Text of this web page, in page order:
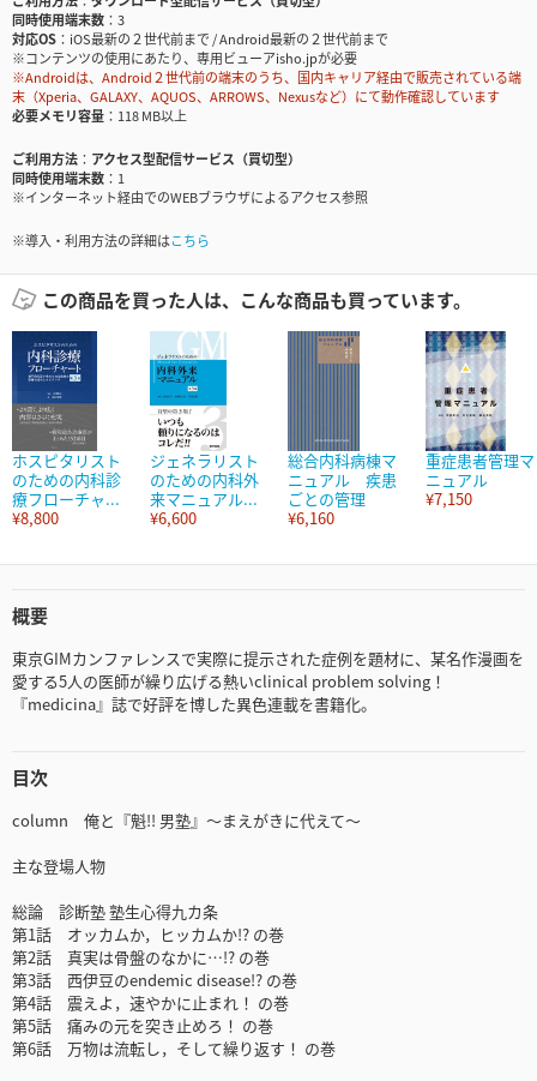
同時使用端末数
3
対応OS
iOS最新の２世代前まで / Android最新の２世代前まで
※コンテンツの使用にあたり、専用ビューアisho.jpが必要
※Androidは、Android２世代前の端末のうち、国内キャリア経由で販売されている端
末（Xperia、GALAXY、AQUOS、ARROWS、Nexusなど）にて動作確認しています
必要メモリ容量
118 MB以上
ご利用方法
アクセス型配信サービス（買切型）
同時使用端末数
1
※インターネット経由でのWEBブラウザによるアクセス参照
※導入・利用方法の詳細はこちら
この商品を買った人は、こんな商品も買っています。
ホスピタリスト
のための内科診
療フローチャ...
¥8,800
ジェネラリスト
のための内科外
来マニュアル...
¥6,600
総合内科病棟マ
ニュアル 疾患
ごとの管理
¥6,160
重症患者管理マ
ニュアル
¥7,150
概要
東京GIMカンファレンスで実際に提示された症例を題材に、某名作漫画を
愛する5人の医師が繰り広げる熱いclinical problem solving！
『medicina』誌で好評を博した異色連載を書籍化。
目次
column 俺と『魁!! 男塾』～まえがきに代えて～
主な登場人物
総論 診断塾 塾生心得九カ条
第1話 オッカムか，ヒッカムか!? の巻
第2話 真実は骨盤のなかに…!? の巻
第3話 西伊豆のendemic disease!? の巻
第4話 震えよ，速やかに止まれ！ の巻
第5話 痛みの元を突き止めろ！ の巻
第6話 万物は流転し，そして繰り返す！ の巻